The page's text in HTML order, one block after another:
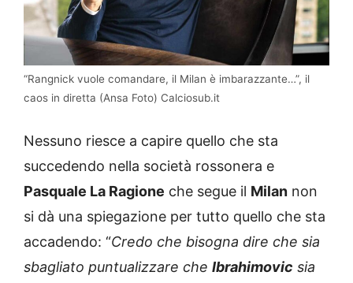
“Rangnick vuole comandare, il Milan è imbarazzante…”, il
caos in diretta (Ansa Foto) Calciosub.it
Nessuno riesce a capire quello che sta
succedendo nella società rossonera e
Pasquale La Ragione che segue il Milan non
si dà una spiegazione per tutto quello che sta
accadendo: “Credo che bisogna dire che sia
sbagliato puntualizzare che Ibrahimovic sia